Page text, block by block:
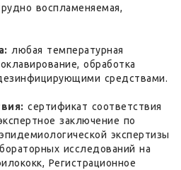
воспламеняемая,
любая температурная
обработка
средствами.
сертификат соответствия
заключение по
экспертизы
исследований на
Регистрационное